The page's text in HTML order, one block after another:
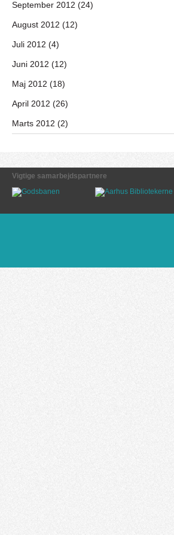
September 2012 (24)
August 2012 (12)
Juli 2012 (4)
Juni 2012 (12)
Maj 2012 (18)
April 2012 (26)
Marts 2012 (2)
Vigtige samarbejdspartnere